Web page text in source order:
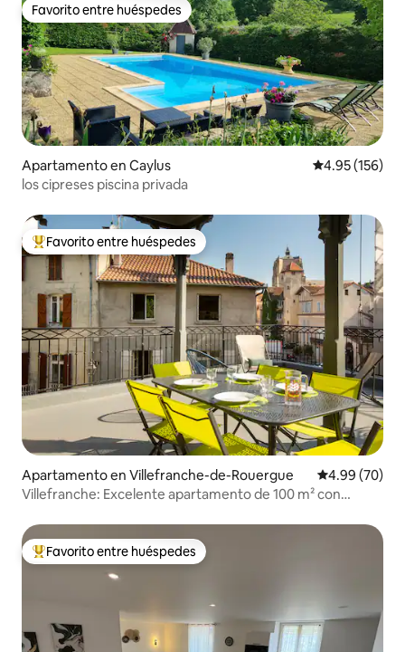
Favorito entre huéspedes
Favorito entre huéspedes
Apartamento en Caylus Calificación
4.95 (156)
los cipreses piscina privada
Favorito entre huéspedes preferido
Favorito entre huéspedes
Apartamento en Villefranche-de-Rouergue Calificación
4.99 (70)
Villefranche: Excelente apartamento de 100 m² con
Favorito entre huéspedes preferido
Favorito entre huéspedes